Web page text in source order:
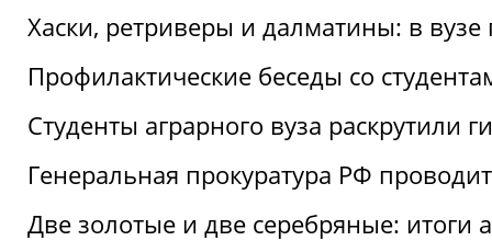
Хаски, ретриверы и далматины: в вузе
Профилактические беседы со
Студенты аграрного вуза раскрутили
Генеральная прокуратура РФ
Две золотые и две серебряные: